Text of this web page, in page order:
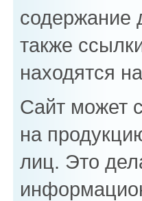
содержание
также
находятся
Сайт может
на
лиц. Это